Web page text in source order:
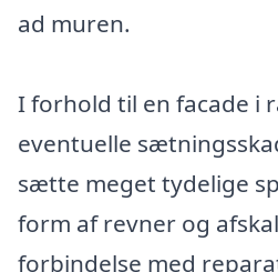
ad muren.
I forhold til en facade i
eventuelle
sætte meget tydelige
form af revner og
forbindelse med